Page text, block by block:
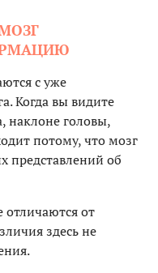
с уже
Когда вы видите
наклоне головы,
потому, что мозг
представлений об
от
здесь не